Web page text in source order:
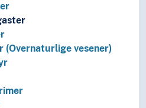
(Overnaturlige vesener)